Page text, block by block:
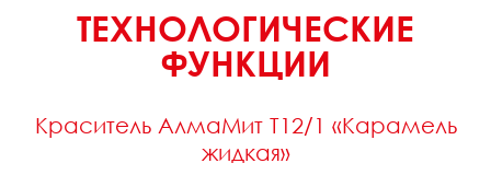
ТЕХНОЛОГИЧЕСКИЕ
ФУНКЦИИ
Краситель АлмаМит Т12/1 «Карамель
жидкая»